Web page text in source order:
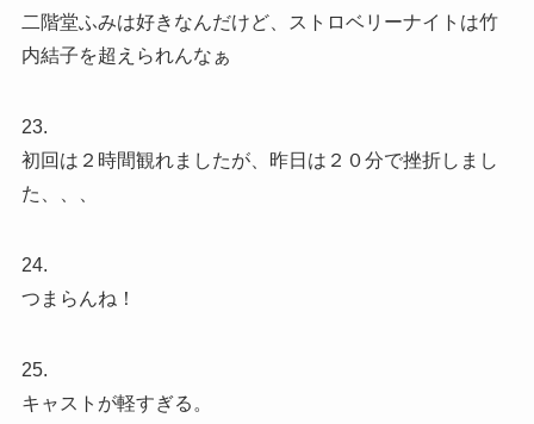
二階堂ふみは好きなんだけど、ストロベリーナイトは竹
内結子を超えられんなぁ
23.
初回は２時間観れましたが、昨日は２０分で挫折しまし
た、、、
24.
つまらんね！
25.
キャストが軽すぎる。